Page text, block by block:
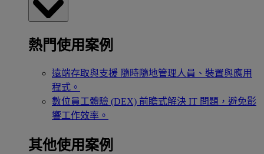
熱門使用案例
遠端存取與支援 隨時隨地管理人員、裝置與應用
程式。
數位員工體驗 (DEX) 前瞻式解決 IT 問題，避免影
響工作效率。
其他使用案例